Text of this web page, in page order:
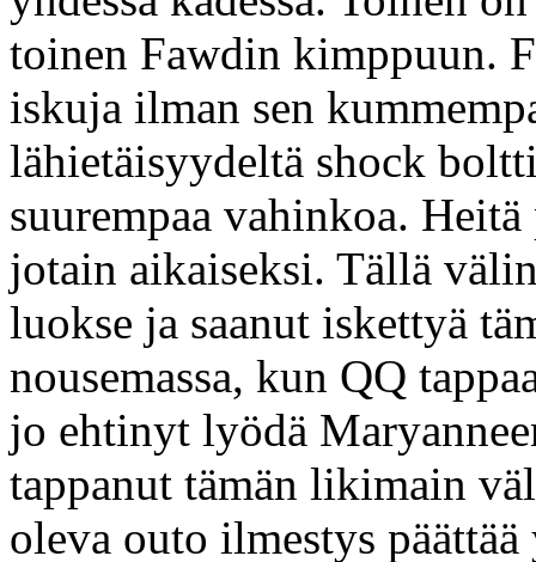
toinen Fawdin kimppuun.
iskuja ilman sen
lähietäisyydeltä shock
suurempaa vahinkoa.
jotain aikaiseksi. Tällä
luokse ja saanut iskettyä
nousemassa, kun QQ
jo ehtinyt lyödä
tappanut tämän likimain
oleva outo ilmestys